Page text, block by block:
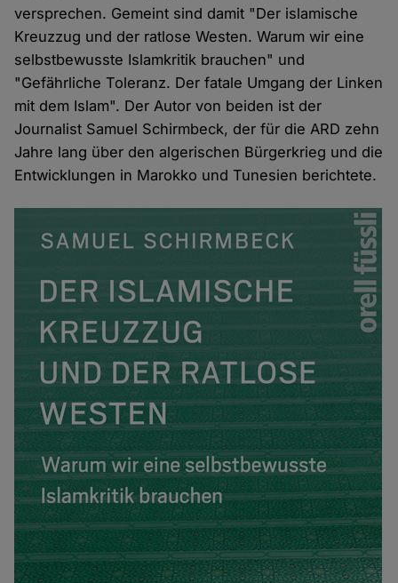
versprechen. Gemeint sind damit "Der islamische
Kreuzzug und der ratlose Westen. Warum wir eine
selbstbewusste Islamkritik brauchen" und
"Gefährliche Toleranz. Der fatale Umgang der Linken
mit dem Islam". Der Autor von beiden ist der
Journalist Samuel Schirmbeck, der für die ARD zehn
Jahre lang über den algerischen Bürgerkrieg und die
Entwicklungen in Marokko und Tunesien berichtete.